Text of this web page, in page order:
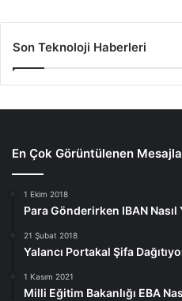
Son Teknoloji Haberleri
En Çok Görüntülenen
1 Ekim 2018
Para Gönderirken IBAN Nasıl
21 Şubat 2018
Yalancı Portakal Şifa
1 Kasım 2021
Milli Eğitim Bakanlığı EBA